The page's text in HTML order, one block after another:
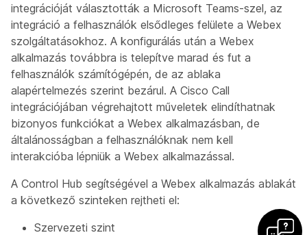
integrációját választották a Microsoft Teams-szel, az
integráció a felhasználók elsődleges felülete a Webex
szolgáltatásokhoz. A konfigurálás után a Webex
alkalmazás továbbra is telepítve marad és fut a
felhasználók számítógépén, de az ablaka
alapértelmezés szerint bezárul. A Cisco Call
integrációjában végrehajtott műveletek elindíthatnak
bizonyos funkciókat a Webex alkalmazásban, de
általánosságban a felhasználóknak nem kell
interakcióba lépniük a Webex alkalmazással.
A Control Hub segítségével a Webex alkalmazás ablakát
a következő szinteken rejtheti el:
Szervezeti szint